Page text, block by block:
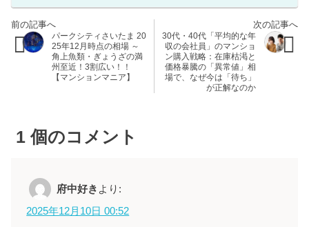
パークシティさいたま 20
25年12月時点の相場 ～
角上魚類・ぎょうざの満
州至近！3割広い！！
【マンションマニア】
30代・40代「平均的な年
収の会社員」のマンショ
ン購入戦略：在庫枯渇と
価格暴騰の「異常値」相
場で、なぜ今は「待ち」
が正解なのか
1 個のコメント
府中好き より:
2025年12月10日 00:52